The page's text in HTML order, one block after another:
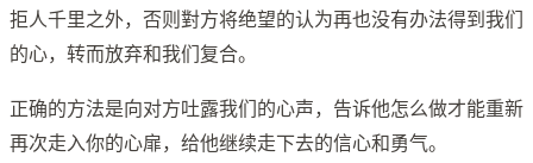
拒人千里之外，否则對方将绝望的认为再也没有办法得到我们
的心，转而放弃和我们复合。
正确的方法是向对方吐露我们的心声，告诉他怎么做才能重新
再次走入你的心扉，给他继续走下去的信心和勇气。